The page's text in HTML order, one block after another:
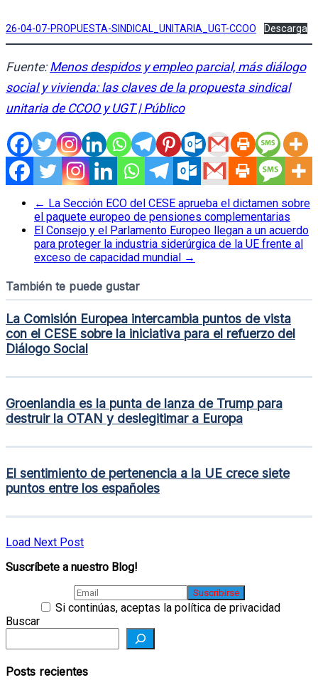
26-04-07-PROPUESTA-SINDICAL_UNITARIA_UGT-CCOO Descarga
Fuente:Menos despidos y empleo parcial, más diálogo
social y vivienda: las claves de la propuesta sindical
unitaria de CCOO y UGT | Público
← La Sección ECO del CESE aprueba el dictamen sobre
el paquete europeo de pensiones complementarias
El Consejo y el Parlamento Europeo llegan a un acuerdo
para proteger la industria siderúrgica de la UE frente al
exceso de capacidad mundial →
También te puede gustar
La Comisión Europea intercambia puntos de vista
con el CESE sobre la iniciativa para el refuerzo del
Diálogo Social
Groenlandia es la punta de lanza de Trump para
destruir la OTAN y deslegitimar a Europa
El sentimiento de pertenencia a la UE crece siete
puntos entre los españoles
Load Next Post
Suscríbete a nuestro Blog!
Si continúas, aceptas la política de privacidad
Buscar
Posts recientes